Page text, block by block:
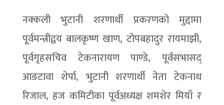
नक्कली भुटानी शरणार्थी प्रकरणको मुद्दामा
पूर्वमन्त्रीद्वय बालकृष्ण खाण, टोपबहादुर रायमाझी,
पूर्वगृहसचिव टेकनारायण पाण्डे, पूर्वसभासद्
आङटावा शेर्पा, भुटानी शरणार्थी नेता टेकनाथ
रिजाल, हज कमिटीका पूर्वअध्यक्ष शमशेर मियाँ र